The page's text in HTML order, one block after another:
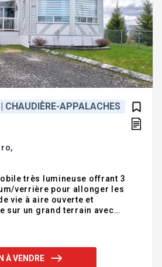
CHAUDIÈRE-APPALACHES
très lumineuse offrant 3
verrière pour allonger les
vie à aire ouverte et
sur un grand terrain avec
une piscine ou spa (sans
ne considère par
!!!
À VENDRE